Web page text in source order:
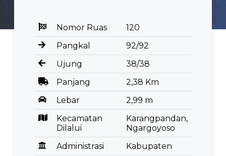
Nomor Ruas
120
Pangkal
92/92
Ujung
38/38
Panjang
2,38 Km
Lebar
2,99 m
Kecamatan
Dilalui
Karangpandan,
Ngargoyoso
Administrasi
Kabupaten